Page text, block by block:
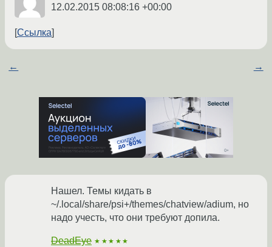
12.02.2015 08:08:16 +00:00
Ссылка
← →
Нашел. Темы кидать в
~/.local/share/psi+/themes/chatview/adium, но
надо учесть, что они требуют допила.
DeadEye ★★★★★